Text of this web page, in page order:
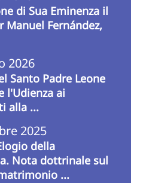
di Sua Eminenza il
Manuel Fernández,
2026
Santo Padre Leone
l'Udienza ai
alla ...
2025
della
Nota dottrinale sul
...